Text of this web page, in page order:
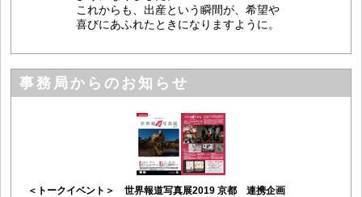
これからも、出産という瞬間が、希望や
喜びにあふれたときになりますように。
事務局からのお知らせ
＜トークイベント＞ 世界報道写真展2019 京都 連携企画